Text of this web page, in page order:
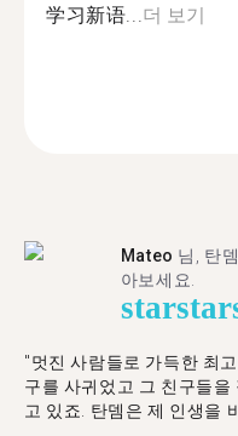
学习新语...더 보기
Mateo 님, 탄
아보세요.
starstar
"멋진 사람들로 가득한 최
구를 사귀었고 그 친구들
고 있죠. 탄뎀은 제 인생을